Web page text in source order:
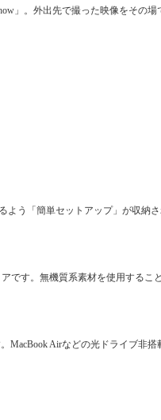
」。外出先で撮った映像をその
う「簡単セットアップ」が収納
す。無機質系素材を使用するこ
Airなどの光ドライブ非搭